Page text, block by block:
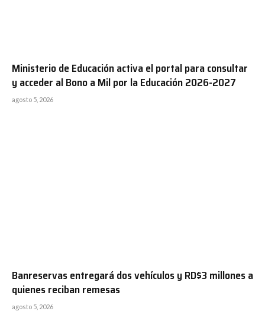
Ministerio de Educación activa el portal para consultar
y acceder al Bono a Mil por la Educación 2026-2027
agosto 5, 2026
Banreservas entregará dos vehículos y RD$3 millones a
quienes reciban remesas
agosto 5, 2026